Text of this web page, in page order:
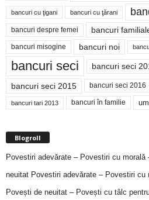
bancuri cu ţigani bancuri cu ţărani
bancuri despre femei bancuri
bancuri misogine bancuri noi
bancuri seci bancuri seci
bancuri seci 2015 bancuri seci 2016
bancuri tari 2013 bancuri în familie
Blogroll
Povestiri adevărate – Povestiri cu
neuitat Povestiri adevărate – Povestiri
Povești de neuitat – Povești cu tâlc